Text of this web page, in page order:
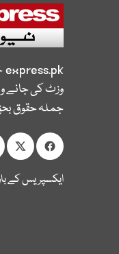
express.pk
وزٹ کی جانے
جملہ حقوق
ایکسپریس کے